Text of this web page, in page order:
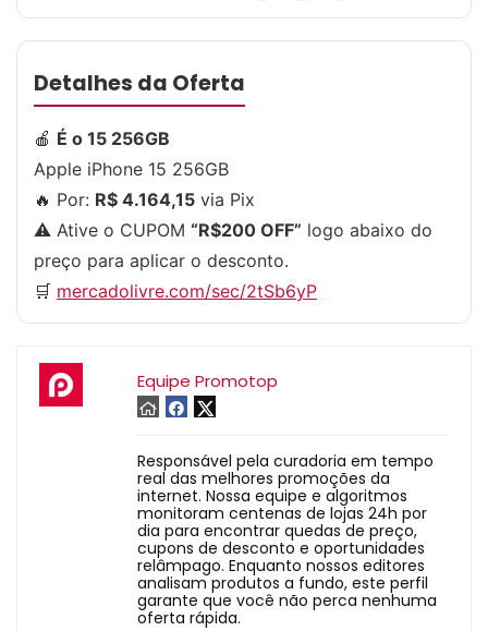
Detalhes da Oferta
🍎 É o 15 256GB
Apple iPhone 15 256GB
🔥 Por: R$ 4.164,15 via Pix
⚠️ Ative o CUPOM “R$200 OFF” logo abaixo do
preço para aplicar o desconto.
🛒 mercadolivre.com/sec/2tSb6yP
Equipe Promotop
Responsável pela curadoria em tempo
real das melhores promoções da
internet. Nossa equipe e algoritmos
monitoram centenas de lojas 24h por
dia para encontrar quedas de preço,
cupons de desconto e oportunidades
relâmpago. Enquanto nossos editores
analisam produtos a fundo, este perfil
garante que você não perca nenhuma
oferta rápida.